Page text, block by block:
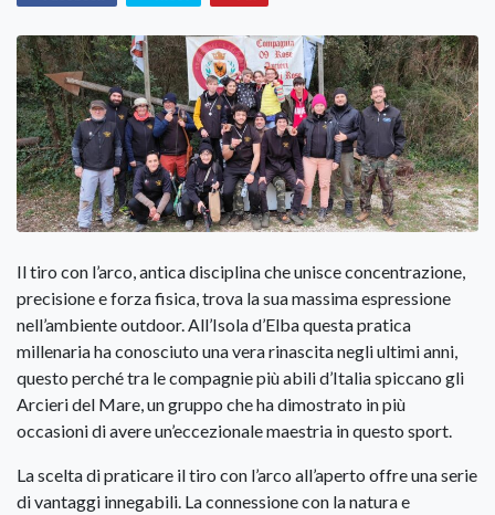
Il tiro con l’arco, antica disciplina che unisce concentrazione,
precisione e forza fisica, trova la sua massima espressione
nell’ambiente outdoor. All’Isola d’Elba questa pratica
millenaria ha conosciuto una vera rinascita negli ultimi anni,
questo perché tra le compagnie più abili d’Italia spiccano gli
Arcieri del Mare, un gruppo che ha dimostrato in più
occasioni di avere un’eccezionale maestria in questo sport.
La scelta di praticare il tiro con l’arco all’aperto offre una serie
di vantaggi innegabili. La connessione con la natura e